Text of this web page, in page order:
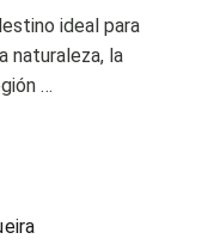
ideal para
naturaleza, la
…